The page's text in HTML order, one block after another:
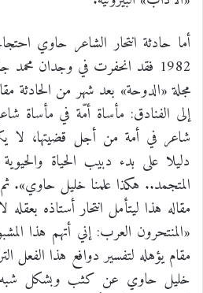
أما حادثة انتحار الشاعر حاوي
1982 فقد انحفرت في وجدان
مجلة «الدوحة» بعد شهر من الحادثة
إلى الفنادق: مأساة أمّة في مأساة
شاعر في أمة من أجل قضيتها،
دليلا على بدء دبيب الحياة
المتجمد.. هكذا علمنا خليل حاوي».
مقاله هذا ليتأمل انتحار أستاذه
«المنتحرون العرب: إني أتهم هذا
مقام يؤهله لتفسير دوافع هذا
خليل حاوي عن كثب وبشكل شبه